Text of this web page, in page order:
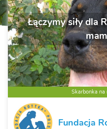
Łączymy siły dla
Skarbonka
Fundacja